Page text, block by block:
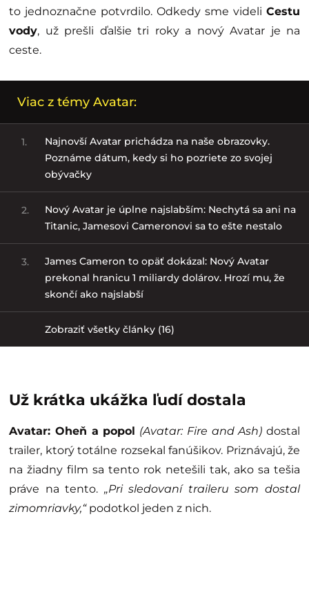
to jednoznačne potvrdilo. Odkedy sme videli Cestu
vody, už prešli ďalšie tri roky a nový Avatar je na
ceste.
Viac z témy Avatar:
1.
Najnovší Avatar prichádza na naše obrazovky.
Poznáme dátum, kedy si ho pozriete zo svojej
obývačky
2.
Nový Avatar je úplne najslabším: Nechytá sa ani na
Titanic, Jamesovi Cameronovi sa to ešte nestalo
3.
James Cameron to opäť dokázal: Nový Avatar
prekonal hranicu 1 miliardy dolárov. Hrozí mu, že
skončí ako najslabší
Zobraziť všetky články (16)
Už krátka ukážka ľudí dostala
Avatar: Oheň a popol (Avatar: Fire and Ash) dostal
trailer, ktorý totálne rozsekal fanúšikov. Priznávajú, že
na žiadny film sa tento rok netešili tak, ako sa tešia
práve na tento. „Pri sledovaní traileru som dostal
zimomriavky,“podotkol jeden z nich.